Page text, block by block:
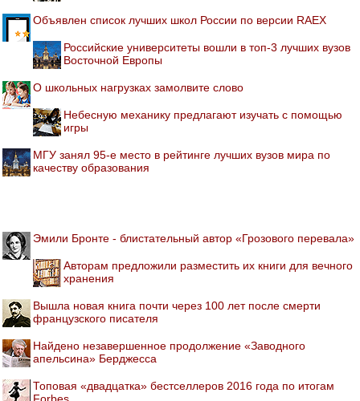
Объявлен список лучших школ России по версии RAEX
Российские университеты вошли в топ-3 лучших вузов
Восточной Европы
О школьных нагрузках замолвите слово
Небесную механику предлагают изучать с помощью
игры
МГУ занял 95-е место в рейтинге лучших вузов мира по
качеству образования
Эмили Бронте - блистательный автор «Грозового перевала»
Авторам предложили разместить их книги для вечного
хранения
Вышла новая книга почти через 100 лет после смерти
французского писателя
Найдено незавершенное продолжение «Заводного
апельсина» Берджесса
Топовая «двадцатка» бестселлеров 2016 года по итогам